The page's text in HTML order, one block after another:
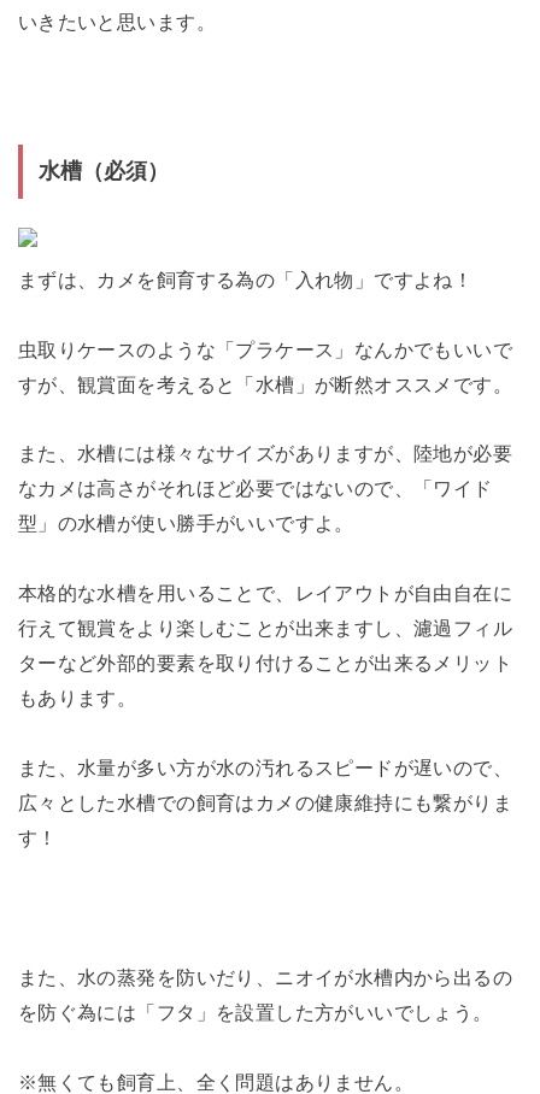
いきたいと思います。
水槽（必須）
まずは、カメを飼育する為の「入れ物」ですよね！
虫取りケースのような「プラケース」なんかでもいいで
すが、観賞面を考えると「水槽」が断然オススメです。
また、水槽には様々なサイズがありますが、陸地が必要
なカメは高さがそれほど必要ではないので、「ワイド
型」の水槽が使い勝手がいいですよ。
本格的な水槽を用いることで、レイアウトが自由自在に
行えて観賞をより楽しむことが出来ますし、濾過フィル
ターなど外部的要素を取り付けることが出来るメリット
もあります。
また、水量が多い方が水の汚れるスピードが遅いので、
広々とした水槽での飼育はカメの健康維持にも繋がりま
す！
また、水の蒸発を防いだり、ニオイが水槽内から出るの
を防ぐ為には「フタ」を設置した方がいいでしょう。
※無くても飼育上、全く問題はありません。